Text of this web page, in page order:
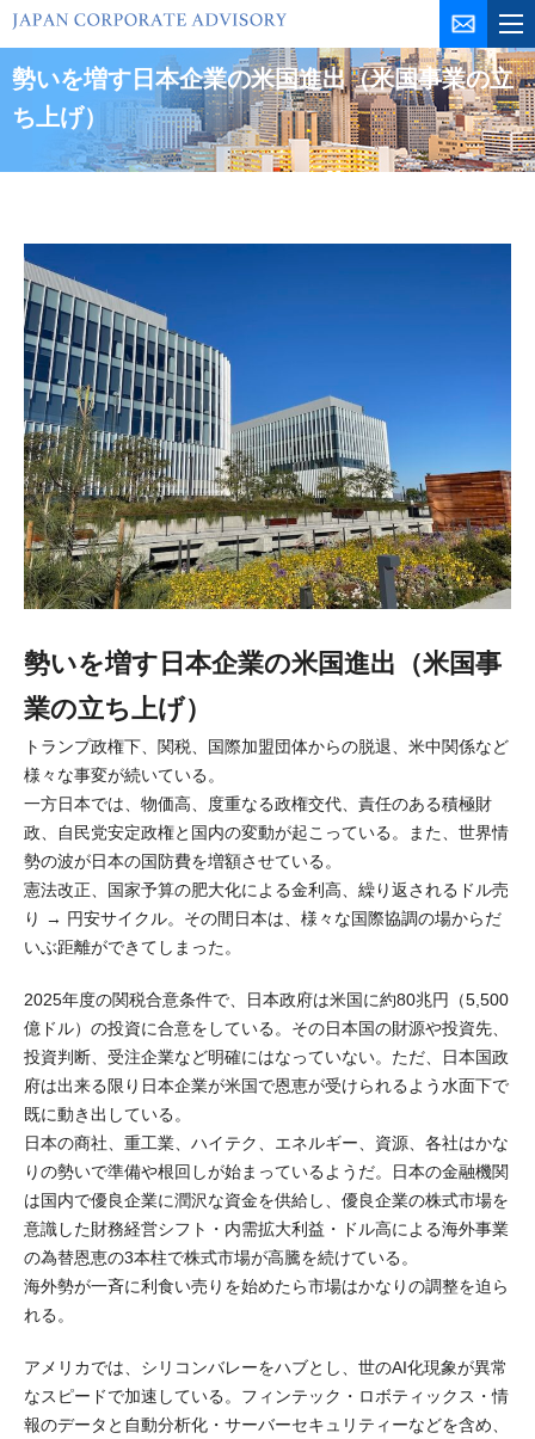
コ
テ勢いを増す日本企業の米国進出（米国事業の立
ち上げ）
勢いを増す日本企業の米国進出（米国事
業の立ち上げ）
トランプ政権下、関税、国際加盟団体からの脱退、米中関係など
様々な事変が続いている。
一方日本では、物価高、度重なる政権交代、責任のある積極財
政、自民党安定政権と国内の変動が起こっている。また、世界情
勢の波が日本の国防費を増額させている。
憲法改正、国家予算の肥大化による金利高、繰り返されるドル売
り → 円安サイクル。その間日本は、様々な国際協調の場からだ
いぶ距離ができてしまった。
2025年度の関税合意条件で、日本政府は米国に約80兆円（5,500
億ドル）の投資に合意をしている。その日本国の財源や投資先、
投資判断、受注企業など明確にはなっていない。ただ、日本国政
府は出来る限り日本企業が米国で恩恵が受けられるよう水面下で
既に動き出している。
日本の商社、重工業、ハイテク、エネルギー、資源、各社はかな
りの勢いで準備や根回しが始まっているようだ。日本の金融機関
は国内で優良企業に潤沢な資金を供給し、優良企業の株式市場を
意識した財務経営シフト・内需拡大利益・ドル高による海外事業
の為替恩恵の3本柱で株式市場が高騰を続けている。
海外勢が一斉に利食い売りを始めたら市場はかなりの調整を迫ら
れる。
アメリカでは、シリコンバレーをハブとし、世のAI化現象が異常
なスピードで加速している。フィンテック・ロボティックス・情
報のデータと自動分析化・サーバーセキュリティーなどを含め、